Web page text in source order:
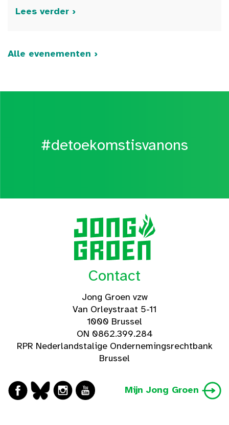
Lees verder ›
Alle evenementen ›
#detoekomstisvanons
Contact
Jong Groen vzw
Van Orleystraat 5-11
1000 Brussel
ON 0862.399.284
RPR Nederlandstalige Ondernemingsrechtbank
Brussel
Mijn Jong Groen